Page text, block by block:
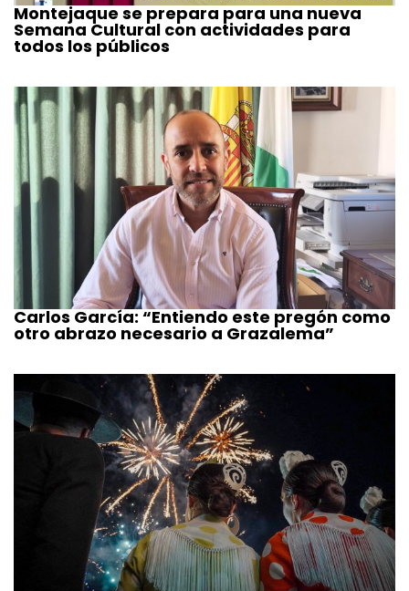
Montejaque se prepara para una nueva
Semana Cultural con actividades para
todos los públicos
Carlos García: “Entiendo este pregón como
otro abrazo necesario a Grazalema”